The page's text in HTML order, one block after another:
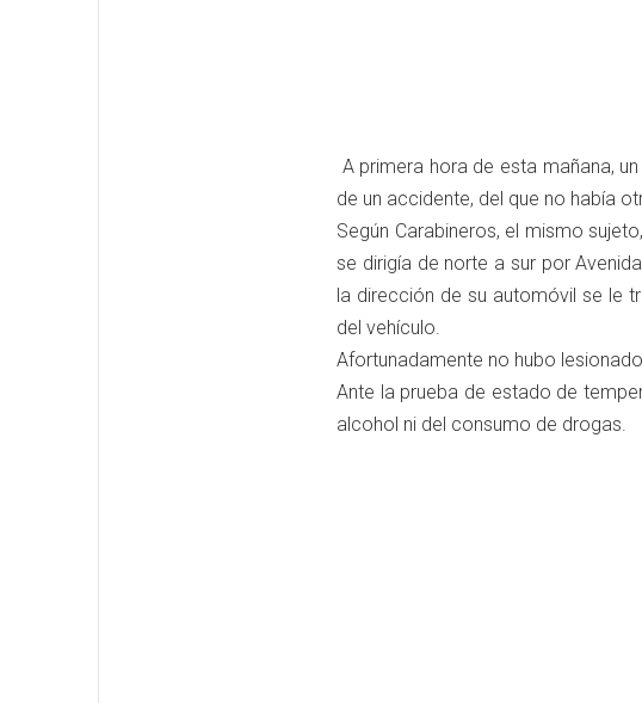
A primera hora de esta mañana,
de un accidente, del que no había
Según Carabineros, el mismo
se dirigía de norte a sur por
la dirección de su automóvil se le
del vehículo.
Afortunadamente no hubo
Ante la prueba de estado de
alcohol ni del consumo de drogas.